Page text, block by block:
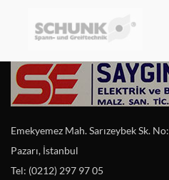
Emekyemez Mah. Sarızeybek Sk.
Pazarı, İstanbul
Tel: (0212) 297 97 05